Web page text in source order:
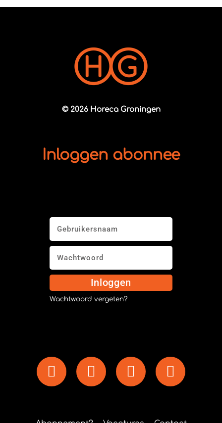
© 2026 Horeca Groningen
Inloggen abonnee
Inloggen
Wachtwoord vergeten?